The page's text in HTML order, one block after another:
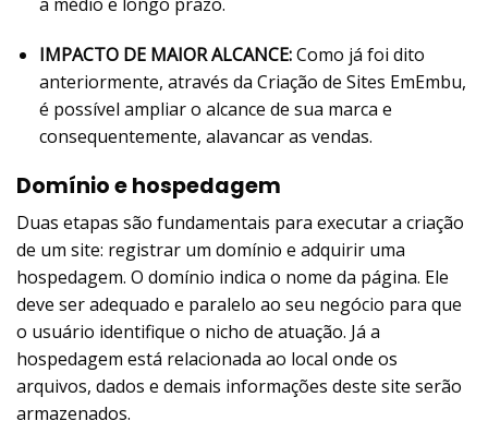
IMPACTO DE MAIOR ALCANCE:Como já foi dito
anteriormente, através da Criação de Sites EmEmbu,
é possível ampliar o alcance de sua marca e
consequentemente, alavancar as vendas.
Domínio e hospedagem
Duas etapas são fundamentais para executar a criação
de um site: registrar um domínio e adquirir uma
hospedagem. O domínio indica o nome da página. Ele
deve ser adequado e paralelo ao seu negócio para que
o usuário identifique o nicho de atuação. Já a
hospedagem está relacionada ao local onde os
arquivos, dados e demais informações deste site serão
armazenados.